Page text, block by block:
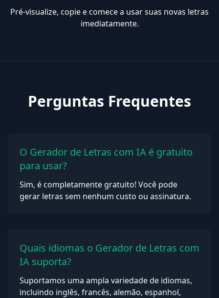
Pré-visualize, copie e comece a usar suas novas letras
imediatamente.
Perguntas Frequentes
O Gerador de Letras com IA é gratuito
para usar?
Sim, é completamente gratuito! Você pode
gerar letras sem nenhum custo ou assinatura.
Quais idiomas o Gerador de Letras com
IA suporta?
Suportamos uma ampla variedade de idiomas,
incluindo inglês, francês, alemão, espanhol,